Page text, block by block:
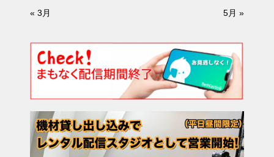
« 3月 5月 »